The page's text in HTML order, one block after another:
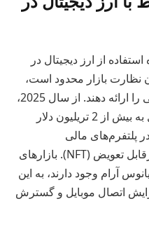
از ارز دیجیتال در
نظارت بازار محدود است،
روندهای جهانی می‌توانند بینش‌هایی را ارائه دهند. از سال 2025،
ارزش بازار جهانی ارزهای دیجیتال به بیش از 2 تریلیون دلار
پلتفرم‌های مالی
غیرمتمرکز (DeFi) و توکن‌های غیرقابل تعویض (NFT). بازارهای
آرام وجود دارند، به این
اتصال موبایل و گسترش